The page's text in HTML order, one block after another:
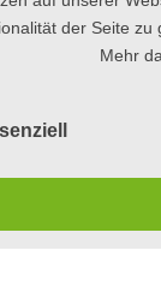
Jahre
der Seite zu
Mehr